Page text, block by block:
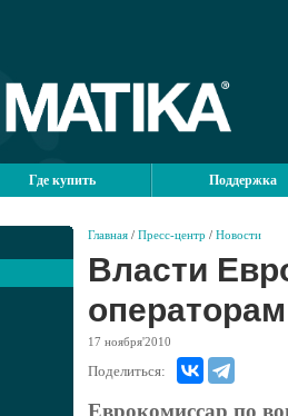
Где купить Поддержка
Главная / Пресс-центр / Новости
Власти
17 ноября'2010
Поделиться:
Еврокомиссар по